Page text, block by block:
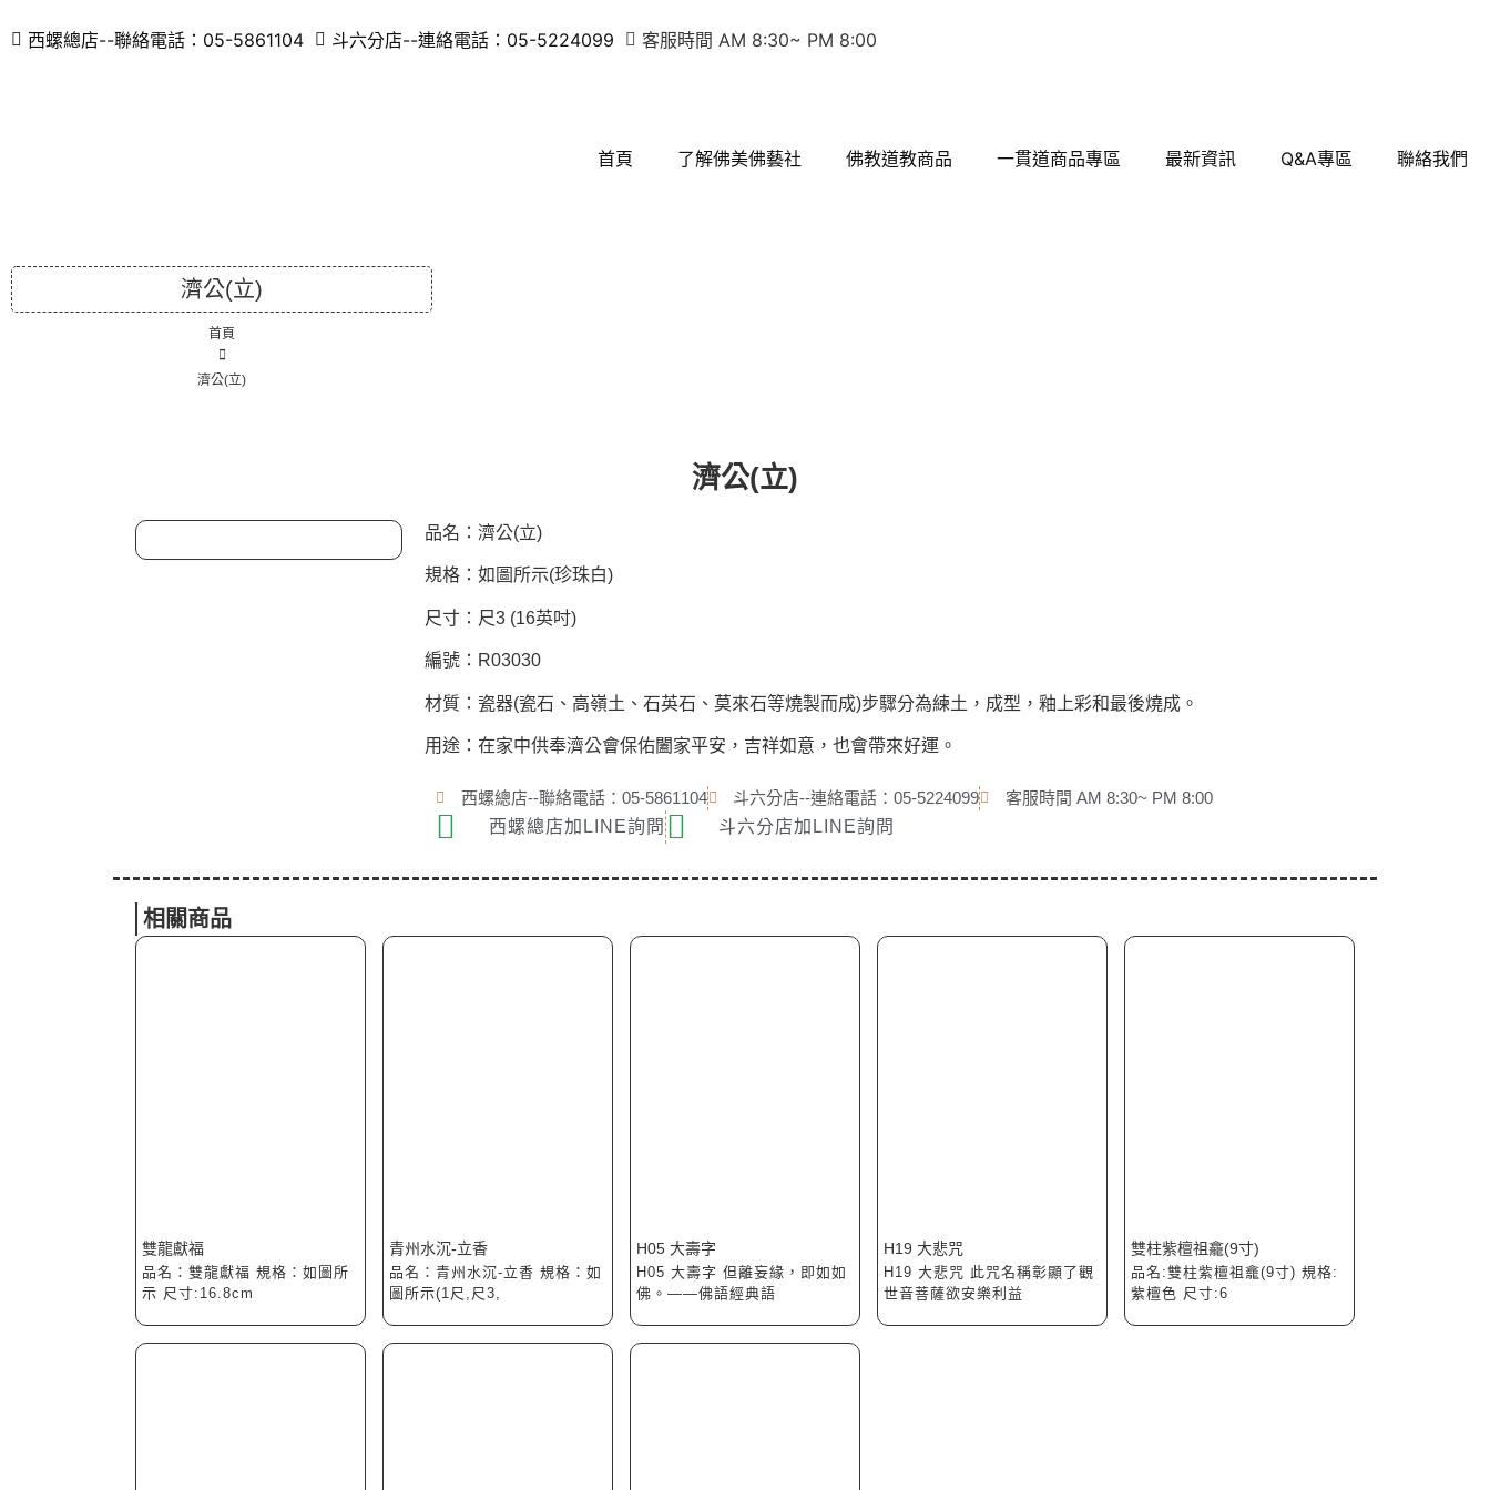
西螺總店--聯絡電話：05-5861104 斗六分店--連絡電話：05-5224099 客服時間 AM 8:30~ PM 8:00
首頁 了解佛美佛藝社 佛教道教商品 一貫道商品專區 最新資訊 Q&A專區 聯絡我們
濟公(立)
首頁
濟公(立)
濟公(立)
品名：濟公(立)
規格：如圖所示(珍珠白)
尺寸：尺3 (16英吋)
編號：R03030
材質：瓷器(瓷石、高嶺土、石英石、莫來石等燒製而成)步驟分為練土，成型，釉上彩和最後燒成。
用途：在家中供奉濟公會保佑闔家平安，吉祥如意，也會帶來好運。
西螺總店--聯絡電話：05-5861104 斗六分店--連絡電話：05-5224099
客服時間 AM 8:30~ PM 8:00
西螺總店加LINE詢問
斗六分店加LINE詢問
相關商品
雙龍獻福
品名：雙龍獻福 規格：如圖所
示 尺寸:16.8cm
青州水沉-立香
品名：青州水沉-立香 規格：如
圖所示(1尺,尺3,
H05 大壽字
H05 大壽字 但離妄緣，即如如
佛。——佛語經典語
H19 大悲咒
H19 大悲咒 此咒名稱彰顯了觀
世音菩薩欲安樂利益
雙柱紫檀祖龕(9寸)
品名:雙柱紫檀祖龕(9寸) 規格:
紫檀色 尺寸:6